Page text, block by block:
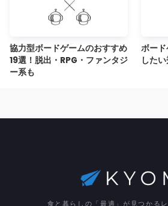
協力型ボードゲームのおすすめ
19選！脱出・RPG・ファンタジ
ー系も
ボー
した
食と暮らしの「最適」が見つかる